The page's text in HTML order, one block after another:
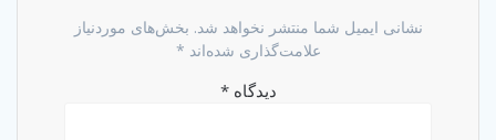
نشانی ایمیل شما منتشر نخواهد شد. بخش‌های موردنیاز
علامت‌گذاری شده‌اند *
دیدگاه*